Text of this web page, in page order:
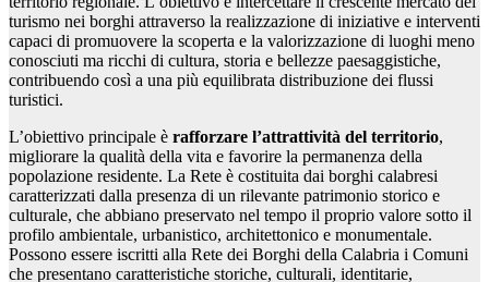
turismo nei borghi attraverso la realizzazione di iniziative e interventi
capaci di promuovere la scoperta e la valorizzazione di luoghi meno
conosciuti ma ricchi di cultura, storia e bellezze paesaggistiche,
contribuendo così a una più equilibrata distribuzione dei flussi
turistici.
L’obiettivo principale è rafforzare l’attrattività del territorio,
migliorare la qualità della vita e favorire la permanenza della
popolazione residente. La Rete è costituita dai borghi calabresi
caratterizzati dalla presenza di un rilevante patrimonio storico e
culturale, che abbiano preservato nel tempo il proprio valore sotto il
profilo ambientale, urbanistico, architettonico e monumentale.
Possono essere iscritti alla Rete dei Borghi della Calabria i Comuni
che presentano caratteristiche storiche, culturali, identitarie,